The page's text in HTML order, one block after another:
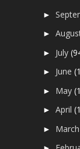
►
►
► July
► June
► May
►April
►